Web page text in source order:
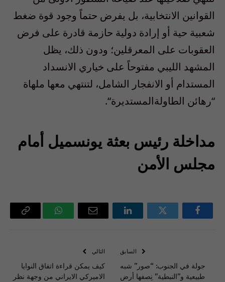
القوانين الانتخابية، بل يفرض حتما وجود قوة ضغط
شعبية حية أو إرادة دولية حازمة قادرة على فرض
العقوبات على المعرقلين؛ ودون ذلك، يظل
المشهد الليبي مفتوحا على خياري الانسداد
المستدام أو الانفجار الشامل، لتنتهي معها ملهاة
“رهائن الطاولةالمستديرة“.
مداخلة رئيس بعثة يونسميل أمام
مجلس الأمن
فيسبوك تويتر لينكدإن
البريد
واتساب Copy
السابق
جولة في الجنوب: “صور” شبه
طبيعية و”النبطية” نِصفها أرض
التالي
كيف يمكن قراءة اتفاق النوايا
الاميركي الايراني من وجهة نظر